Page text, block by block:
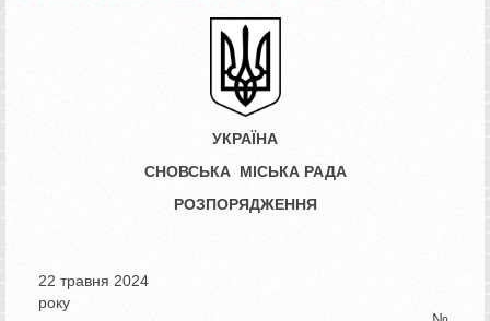
УКРАЇНА
СНОВСЬКА МІСЬКА РАДА
РОЗПОРЯДЖЕННЯ
22 травня 2024
року